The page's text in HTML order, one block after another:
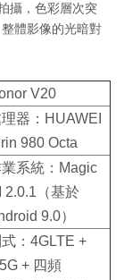
攝，色彩層次突
體影像的光暗對
V20
理器：HUAWEI
980 Octa
系統：Magic
2.0.1（基於
9.0）
：4GLTE +
+ 四頻